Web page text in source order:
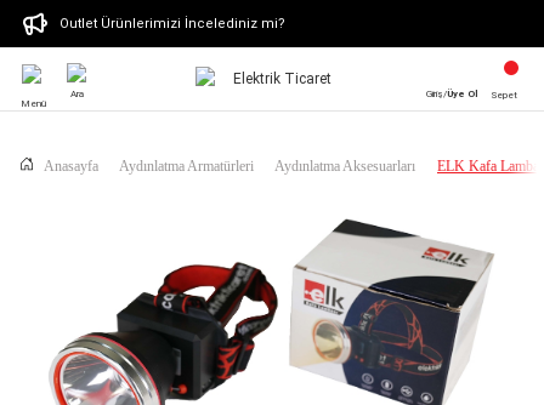
Outlet Ürünlerimizi İncelediniz mi?
Menü
Ara Giriş/Üye Ol Sepet
Anasayfa Aydınlatma Armatürleri Aydınlatma Aksesuarları ELK Kafa